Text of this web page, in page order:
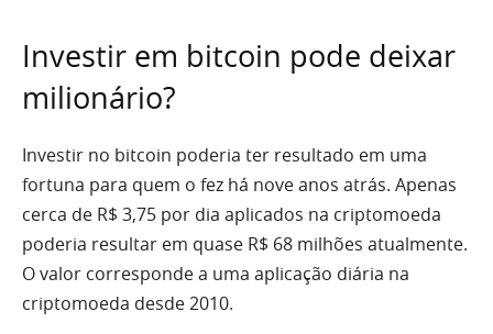
Investir em bitcoin pode deixar
milionário?
Investir no bitcoin poderia ter resultado em uma
fortuna para quem o fez há nove anos atrás. Apenas
cerca de R$ 3,75 por dia aplicados na criptomoeda
poderia resultar em quase R$ 68 milhões atualmente.
O valor corresponde a uma aplicação diária na
criptomoeda desde 2010.